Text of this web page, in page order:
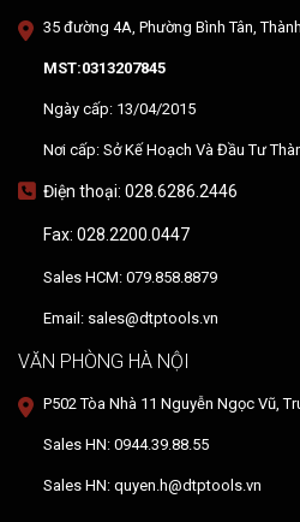
35 đường 4A, Phường Bình Tân,
MST:0313207845
Ngày cấp: 13/04/2015
Nơi cấp: Sở Kế Hoạch Và Đầu Tư
Điện thoại: 028.6286.2446
Fax: 028.2200.0447
Sales HCM: 079.858.8879
Email: sales@dtptools.vn
VĂN PHÒNG HÀ NỘI
P502 Tòa Nhà 11 Nguyễn Ngọc Vũ,
Sales HN: 0944.39.88.55
Sales HN: quyen.h@dtptools.vn